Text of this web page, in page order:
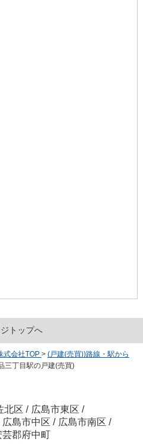
トップへ
式会社TOP > (戸建(売買))路線・駅から
三丁目駅の戸建(売買)
北区 / 広島市東区 /
広島市中区 / 広島市南区 /
芸郡府中町